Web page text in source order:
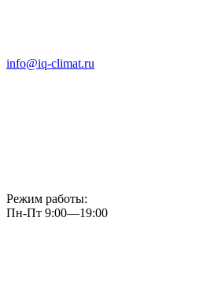
info@iq-climat.ru
Режим работы:
Пн-Пт 9:00—19:00